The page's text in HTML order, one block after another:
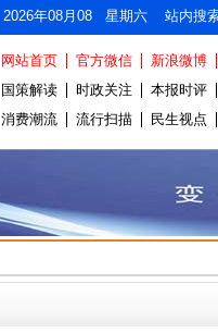
2026年08月08 星期六 站内搜
网站首页 官方微信
新浪微博
国策解读
时政关注
本报时评
消费潮流
流行扫描 民生视点